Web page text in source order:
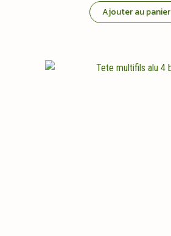
Ajouter au panier